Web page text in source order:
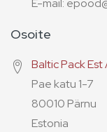
E-mail:
Osoite
Baltic Pack Est
Pae katu 1-7
80010 Pärnu
Estonia